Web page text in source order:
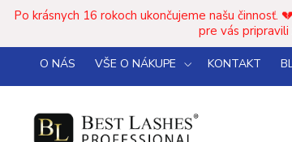
Po krásnych 16 rokoch ukončujeme našu
pre vás
O NÁS VŠE O NÁKUPE KONTAKT